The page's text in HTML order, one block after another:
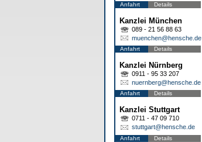
Anfahrt Details
Kanzlei München
089 - 21 56 88 63
muenchen@hensche.de
Anfahrt Details
Kanzlei Nürnberg
0911 - 95 33 207
nuernberg@hensche.de
Anfahrt Details
Kanzlei Stuttgart
0711 - 47 09 710
stuttgart@hensche.de
Anfahrt Details